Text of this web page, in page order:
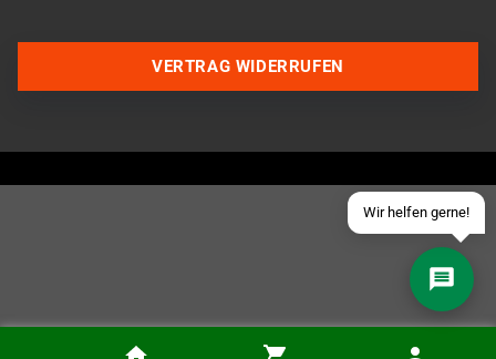
Wir helfen gerne!
Schick uns eine eMail
VERTRAG WIDERRUFEN